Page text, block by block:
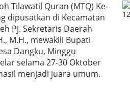
Tilawatil Quran (MTQ) Ke-
dipusatkan di Kecamatan
Pj. Sekretaris Daerah
M.H., mewakili Bupati
Dangku, Minggu
selama 27-30 Oktober
menjadi juara umum.